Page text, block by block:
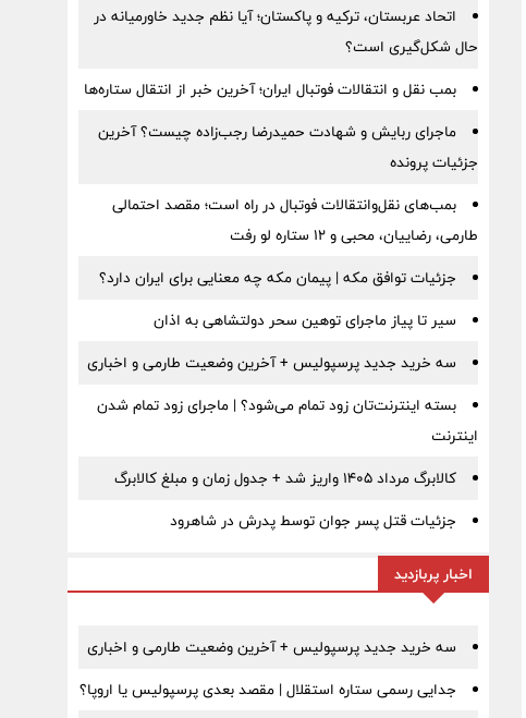
اتحاد عربستان، ترکیه و پاکستان؛ آیا نظم جدید خاورمیانه در
حال شکل‌گیری است؟
بمب نقل‌ و انتقالات فوتبال ایران؛ آخرین خبر از انتقال ستاره‌ها
ماجرای ربایش و شهادت حمیدرضا رجب‌زاده چیست؟ آخرین
جزئیات پرونده
بمب‌های نقل‌وانتقالات فوتبال در راه است؛ مقصد احتمالی
طارمی، رضاییان، محبی و ۱۲ ستاره لو رفت
جزئیات توافق مکه | پیمان مکه چه معنایی برای ایران دارد؟
سیر تا پیاز ماجرای توهین سحر دولتشاهی به اذان
سه خرید جدید پرسپولیس + آخرین وضعیت طارمی و اخباری
بسته اینترنت‌تان زود تمام می‌شود؟ | ماجرای زود تمام شدن
اینترنت
کالابرگ مرداد ۱۴۰۵ واریز شد + جدول زمان و مبلغ کالابرگ
جزئیات قتل پسر جوان توسط پدرش در شاهرود
اخبار پربازدید
سه خرید جدید پرسپولیس + آخرین وضعیت طارمی و اخباری
جدایی رسمی ستاره استقلال | مقصد بعدی پرسپولیس یا اروپا؟